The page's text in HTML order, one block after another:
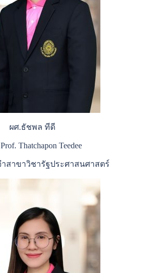
ผศ.ธัชพล ทีดี
Thatchapon Teedee
ำสาขาวิชารัฐประศาสนศาสตร์